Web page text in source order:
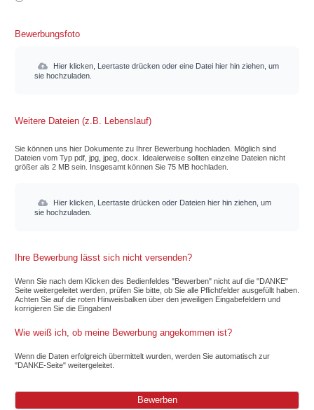
Bewerbungsfoto
Hier klicken, Leertaste drücken oder eine Datei hier hin ziehen, um
sie hochzuladen.
Weitere Dateien (z.B. Lebenslauf)
Sie können uns hier Dokumente zu Ihrer Bewerbung hochladen. Möglich sind
Dateien vom Typ pdf, jpg, jpeg, docx. Idealerweise sollten einzelne Dateien nicht
größer als 2 MB sein. Insgesamt können Sie 75 MB hochladen.
Hier klicken, Leertaste drücken oder Dateien hier hin ziehen, um
sie hochzuladen.
Ihre Bewerbung lässt sich nicht versenden?
Wenn Sie nach dem Klicken des Bedienfeldes "Bewerben" nicht auf die "DANKE"
Seite weitergeleitet werden, prüfen Sie bitte, ob Sie alle Pflichtfelder ausgefüllt haben.
Achten Sie auf die roten Hinweisbalken über den jeweiligen Eingabefeldern und
korrigieren Sie die Eingaben!
Wie weiß ich, ob meine Bewerbung angekommen ist?
Wenn die Daten erfolgreich übermittelt wurden, werden Sie automatisch zur
"DANKE-Seite" weitergeleitet.